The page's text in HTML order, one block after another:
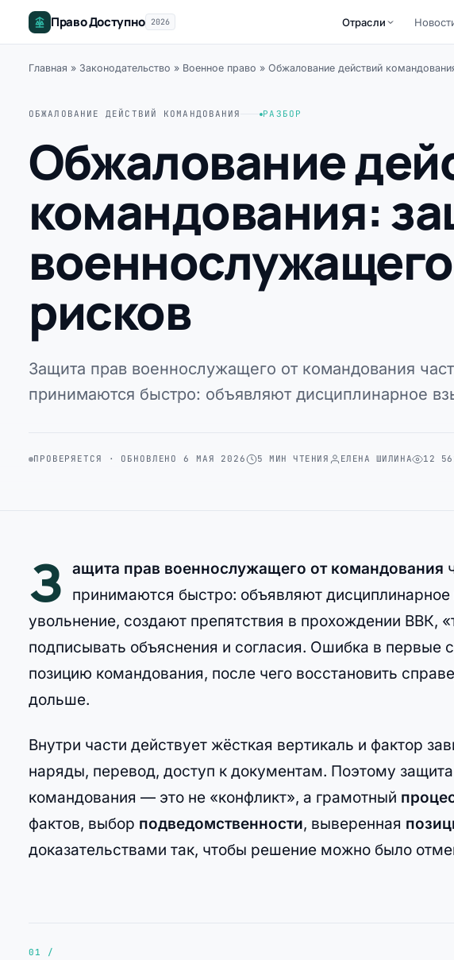
Право Доступно 2026 Отрасли
Главная » Законодательство » Военное право » Обжалование действий
ОБЖАЛОВАНИЕ ДЕЙСТВИЙ КОМАНДОВАНИЯ РАЗБОР
Обжалование
командования:
рисков
Защита прав военнослужащего от командования
принимаются быстро: объявляют дисциплинарное
ПРОВЕРЯЕТСЯ · ОБНОВЛЕНО 6 МАЯ 2026 5 МИН ЧТЕНИЯ ЕЛЕНА ШИЛИНА 12
З ащита прав военнослужащего от командования
принимаются быстро: объявляют
увольнение, создают препятствия в прохождении ВВК,
подписывать объяснения и согласия. Ошибка в первые
позицию командования, после чего восстановить
дольше.
Внутри части действует жёсткая вертикаль и фактор
наряды, перевод, доступ к документам. Поэтому
командования — это не «конфликт», а грамотный
фактов, выбор подведомственности, выверенная
доказательствами так, чтобы решение можно было